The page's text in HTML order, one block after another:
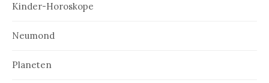
Kinder-Horoskope
Neumond
Planeten